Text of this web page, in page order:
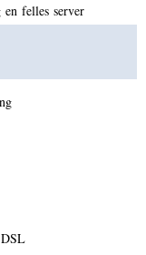
felles server